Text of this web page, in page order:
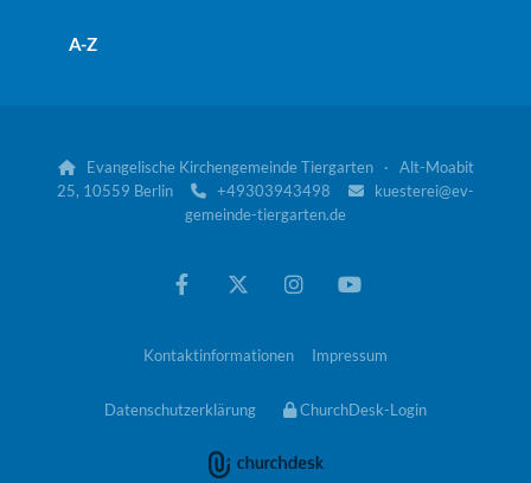
A-Z
Evangelische Kirchengemeinde Tiergarten · Alt-Moabit
25, 10559 Berlin
 +49303943498 
kuesterei@ev-
gemeinde-tiergarten.de
Kontaktinformationen Impressum
Datenschutzerklärung ChurchDesk-Login